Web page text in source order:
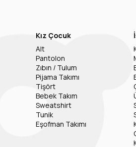
Kız Çocuk
Alt
Pantolon
Zıbın / Tulum
Pijama Takımı
Tişört
Bebek Takım
Sweatshirt
Tunik
Eşofman Takımı